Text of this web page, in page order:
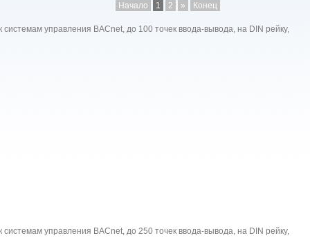
Начало 1 2 » Конец
управления BACnet, до 100 точек ввода-вывода, на DIN рейку,
управления BACnet, до 250 точек ввода-вывода, на DIN рейку,